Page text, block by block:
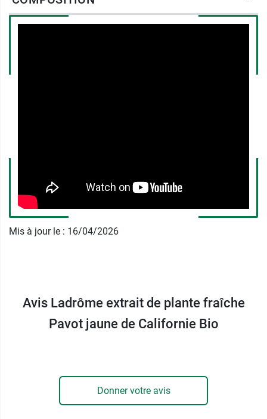
Fabricant
Mis à jour le : 16/04/2026
Avis Ladrôme extrait de plante fraîche
Pavot jaune de Californie Bio
Donner votre avis